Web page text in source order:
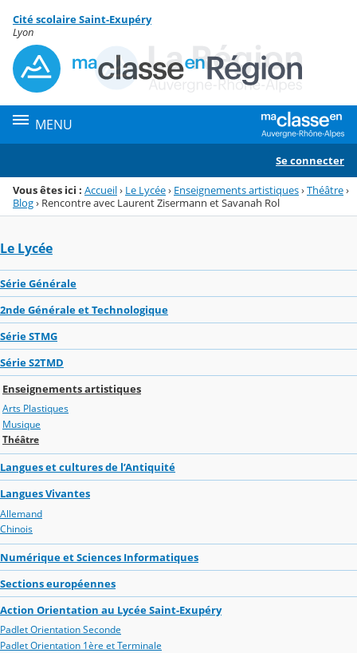
Menu de la rubrique
Contenu
Cité scolaire Saint-Exupéry
Lyon
MENU
Se connecter
Vous êtes ici : Accueil› Le Lycée› Enseignements artistiques›Théâtre›
Blog› Rencontre avec Laurent Zisermann et Savanah Rol
Le Lycée
Série Générale
2nde Générale et Technologique
Série STMG
Série S2TMD
Enseignements artistiques
Arts Plastiques
Musique
Théâtre
Langues et cultures de l’Antiquité
Langues Vivantes
Allemand
Chinois
Numérique et Sciences Informatiques
Sections européennes
Action Orientation au Lycée Saint-Exupéry
Padlet Orientation Seconde
Padlet Orientation 1ère et Terminale